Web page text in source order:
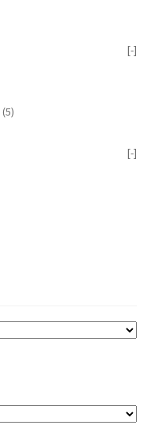
[-]
(5)
[-]